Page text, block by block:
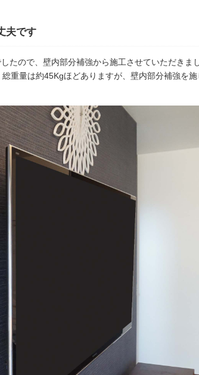
夫です
たので、壁内部分補強から施工させていただきまし
重量は約45Kgほどありますが、壁内部分補強を